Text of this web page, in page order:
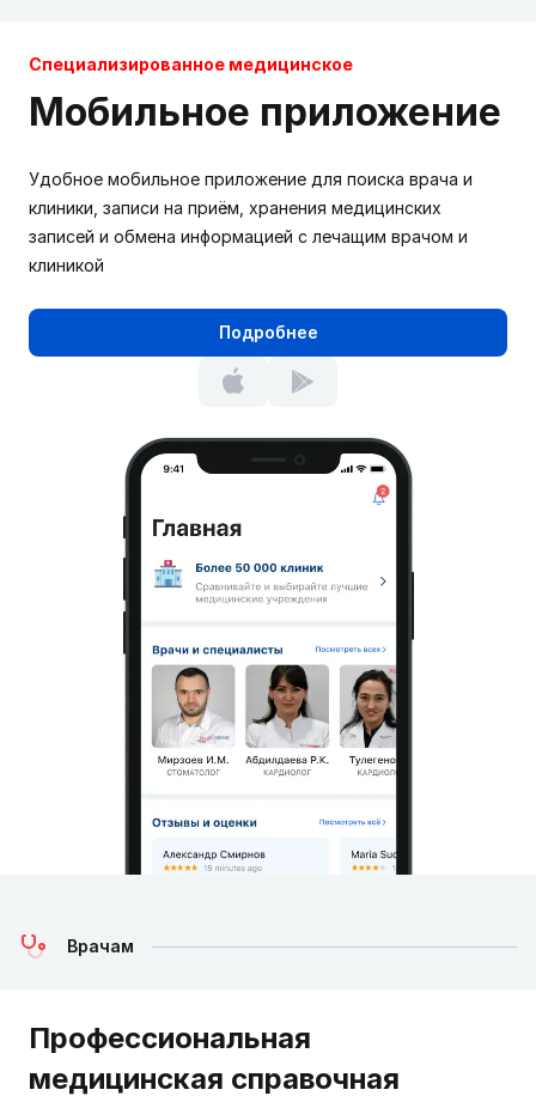
Cпециализированное медицинское
Мобильное приложение
Удобное мобильное приложение для поиска врача и
клиники, записи на приём, хранения медицинских
записей и обмена информацией с лечащим врачом и
клиникой
Подробнее
Врачам
Профессиональная
медицинская справочная